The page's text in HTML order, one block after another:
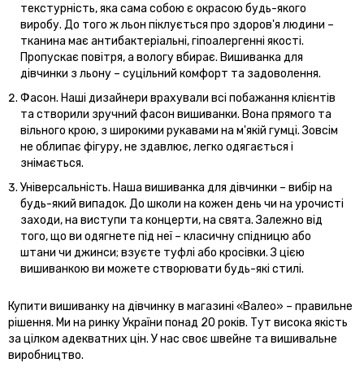
текстурність, яка сама собою є окрасою будь-якого
виробу. До того ж льон піклується про здоров'я людини –
тканина має антибактеріальні, гіпоалергенні якості.
Пропускає повітря, а вологу вбирає. Вишиванка для
дівчинки з льону – суцільний комфорт та задоволення.
Фасон. Наші дизайнери врахували всі побажання клієнтів
та створили зручний фасон вишиванки. Вона прямого та
вільного крою, з широкими рукавами на м'якій гумці. Зовсім
не облипає фігуру, не здавлює, легко одягається і
знімається.
Універсальність. Наша вишиванка для дівчинки – вибір на
будь-який випадок. До школи на кожен день чи на урочисті
заходи, на виступи та концерти, на свята. Залежно від
того, що ви одягнете під неї – класичну спідницю або
штани чи джинси; взуєте туфлі або кросівки. З цією
вишиванкою ви можете створювати будь-які стилі.
Купити вишиванку на дівчинку в магазині «Валео» – правильне
рішення. Ми на ринку України понад 20 років. Тут висока якість
за цілком адекватних цін. У нас своє швейне та вишивальне
виробництво.